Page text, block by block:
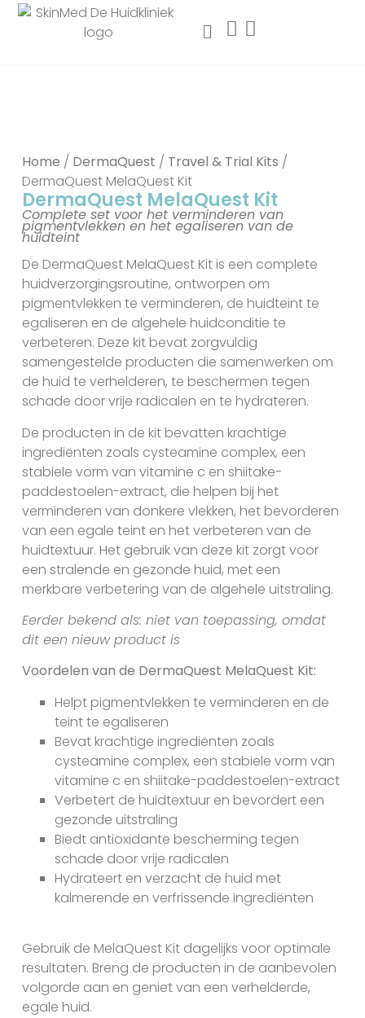
Home / DermaQuest / Travel & Trial Kits /
DermaQuest MelaQuest Kit
DermaQuest MelaQuest Kit
Complete set voor het verminderen van
pigmentvlekken en het egaliseren van de
huidteint
De DermaQuest MelaQuest Kit is een complete
huidverzorgingsroutine, ontworpen om
pigmentvlekken te verminderen, de huidteint te
egaliseren en de algehele huidconditie te
verbeteren. Deze kit bevat zorgvuldig
samengestelde producten die samenwerken om
de huid te verhelderen, te beschermen tegen
schade door vrije radicalen en te hydrateren.
De producten in de kit bevatten krachtige
ingrediënten zoals cysteamine complex, een
stabiele vorm van vitamine c en shiitake-
paddestoelen-extract, die helpen bij het
verminderen van donkere vlekken, het bevorderen
van een egale teint en het verbeteren van de
huidtextuur. Het gebruik van deze kit zorgt voor
een stralende en gezonde huid, met een
merkbare verbetering van de algehele uitstraling.
Eerder bekend als: niet van toepassing, omdat
dit een nieuw product is
Voordelen van de DermaQuest MelaQuest Kit:
Helpt pigmentvlekken te verminderen en de
teint te egaliseren
Bevat krachtige ingrediënten zoals
cysteamine complex, een stabiele vorm van
vitamine c en shiitake-paddestoelen-extract
Verbetert de huidtextuur en bevordert een
gezonde uitstraling
Biedt antioxidante bescherming tegen
schade door vrije radicalen
Hydrateert en verzacht de huid met
kalmerende en verfrissende ingrediënten
Gebruik de MelaQuest Kit dagelijks voor optimale
resultaten. Breng de producten in de aanbevolen
volgorde aan en geniet van een verhelderde,
egale huid.